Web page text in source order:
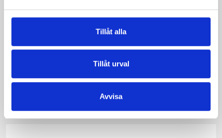
Tillåt alla
Tillåt urval
Avvisa